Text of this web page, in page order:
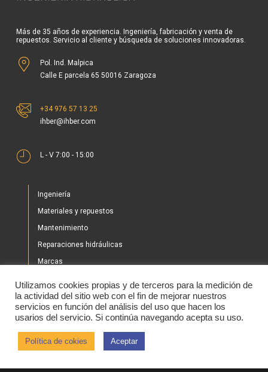
Más de 35 años de experiencia. Ingeniería, fabricación y venta de
repuestos. Servicio al cliente y búsqueda de soluciones innovadoras.
Pol. Ind. Malpica
Calle E parcela 65 50016 Zaragoza
+34 976 57 13 25
ihber@ihber.com
L - V 7:00 - 15:00
Ingeniería
Materiales y repuestos
Mantenimiento
Reparaciones hidráulicas
Marcas
Tienda
Noticias
2020 © IHBER
Utilizamos cookies propias y de terceros para la medición de
la actividad del sitio web con el fin de mejorar nuestros
servicios en función del análisis del uso que hacen los
usarios del servicio. Si continúa navegando acepta su uso.
Política de cokies Aceptar